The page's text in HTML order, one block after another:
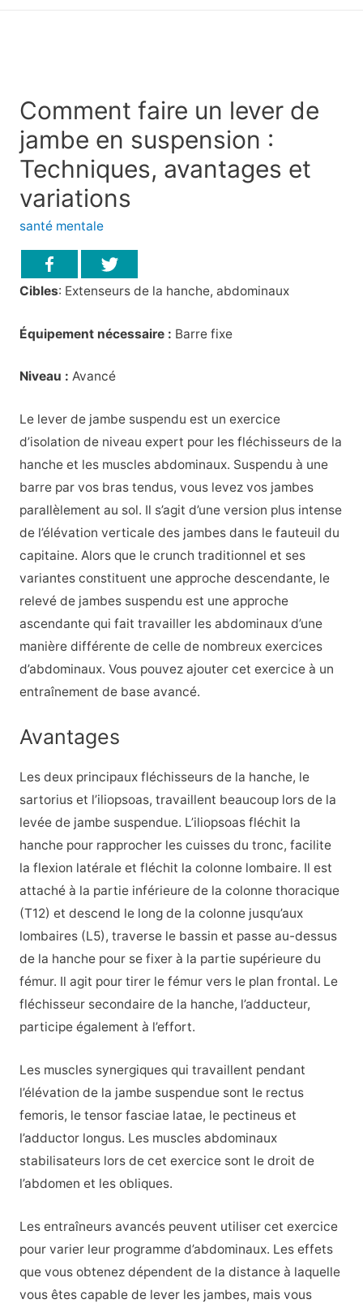
Comment faire un lever de
jambe en suspension :
Techniques, avantages et
variations
santé mentale
Cibles: Extenseurs de la hanche, abdominaux
Équipement nécessaire : Barre fixe
Niveau : Avancé
Le lever de jambe suspendu est un exercice
d’isolation de niveau expert pour les fléchisseurs de la
hanche et les muscles abdominaux. Suspendu à une
barre par vos bras tendus, vous levez vos jambes
parallèlement au sol. Il s’agit d’une version plus intense
de l’élévation verticale des jambes dans le fauteuil du
capitaine. Alors que le crunch traditionnel et ses
variantes constituent une approche descendante, le
relevé de jambes suspendu est une approche
ascendante qui fait travailler les abdominaux d’une
manière différente de celle de nombreux exercices
d’abdominaux. Vous pouvez ajouter cet exercice à un
entraînement de base avancé.
Avantages
Les deux principaux fléchisseurs de la hanche, le
sartorius et l’iliopsoas, travaillent beaucoup lors de la
levée de jambe suspendue. L’iliopsoas fléchit la
hanche pour rapprocher les cuisses du tronc, facilite
la flexion latérale et fléchit la colonne lombaire. Il est
attaché à la partie inférieure de la colonne thoracique
(T12) et descend le long de la colonne jusqu’aux
lombaires (L5), traverse le bassin et passe au-dessus
de la hanche pour se fixer à la partie supérieure du
fémur. Il agit pour tirer le fémur vers le plan frontal. Le
fléchisseur secondaire de la hanche, l’adducteur,
participe également à l’effort.
Les muscles synergiques qui travaillent pendant
l’élévation de la jambe suspendue sont le rectus
femoris, le tensor fasciae latae, le pectineus et
l’adductor longus. Les muscles abdominaux
stabilisateurs lors de cet exercice sont le droit de
l’abdomen et les obliques.
Les entraîneurs avancés peuvent utiliser cet exercice
pour varier leur programme d’abdominaux. Les effets
que vous obtenez dépendent de la distance à laquelle
vous êtes capable de lever les jambes, mais vous